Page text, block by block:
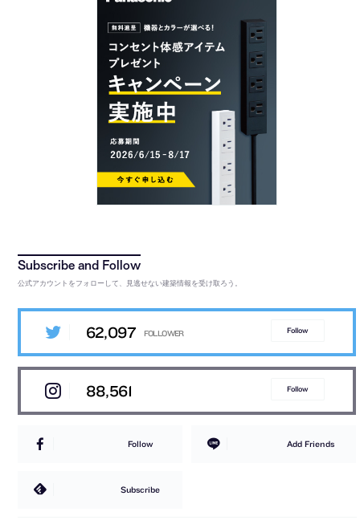
公式アカウントをフォローして、見逃せない建築情報を受け取ろう。
62,097 Follow
88,561 Follow
Follow Add Friends
Subscribe